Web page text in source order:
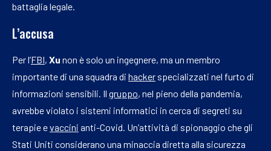
battaglia legale.
L’accusa
Per l’FBI, Xu non è solo un ingegnere, ma un membro
importante di una squadra di hacker specializzati nel furto di
informazioni sensibili. Il gruppo, nel pieno della pandemia,
avrebbe violato i sistemi informatici in cerca di segreti su
terapie evaccini anti-Covid. Un’attività di spionaggio che gli
Stati Uniti considerano una minaccia diretta alla sicurezza